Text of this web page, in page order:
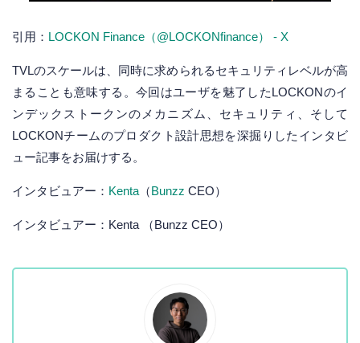
引用： LOCKON Finance（@LOCKONfinance） - X
TVLのスケールは、同時に求められるセキュリティレベルが高
まることも意味する。今回はユーザを魅了したLOCKONのイ
ンデックストークンのメカニズム、セキュリティ、そして
LOCKONチームのプロダクト設計思想を深掘りしたインタビ
ュー記事をお届けする。
インタビュアー： Kenta （Bunzz CEO）
インタビュアー：Kenta （Bunzz CEO）